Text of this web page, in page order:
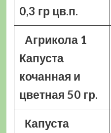
0,3 гр цв.п.
Агрикола 1
Капуста
кочанная и
цветная 50 гр.
Капуста